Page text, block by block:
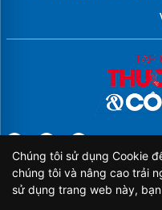
Tạp chí điện tử Thương hiệu
ương Hiệp hội Chống hàng
Chúng tôi sử dụng Cookie
chúng tôi và nâng cao trải
sử dụng trang web này,